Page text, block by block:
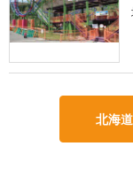
北海